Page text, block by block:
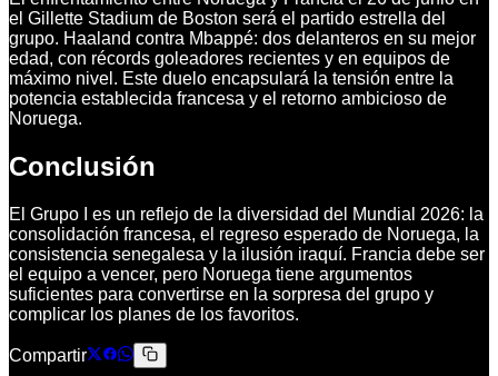
el Gillette Stadium de Boston será el partido estrella del
grupo. Haaland contra Mbappé: dos delanteros en su mejor
edad, con récords goleadores recientes y en equipos de
máximo nivel. Este duelo encapsulará la tensión entre la
potencia establecida francesa y el retorno ambicioso de
Noruega.
Conclusión
El Grupo I es un reflejo de la diversidad del Mundial 2026: la
consolidación francesa, el regreso esperado de Noruega, la
consistencia senegalesa y la ilusión iraquí. Francia debe ser
el equipo a vencer, pero Noruega tiene argumentos
suficientes para convertirse en la sorpresa del grupo y
complicar los planes de los favoritos.
Compartir